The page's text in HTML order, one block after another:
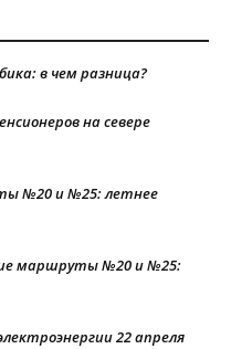
в чем разница?
на севере
№20 и №25: летнее
маршруты №20 и №25:
22 апреля